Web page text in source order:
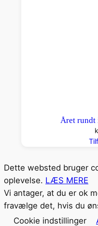
Året rundt
Dette websted bruger
oplevelse. LÆS MERE
Vi antager, at du er ok
fravælge det, hvis du
Cookie indstillinger